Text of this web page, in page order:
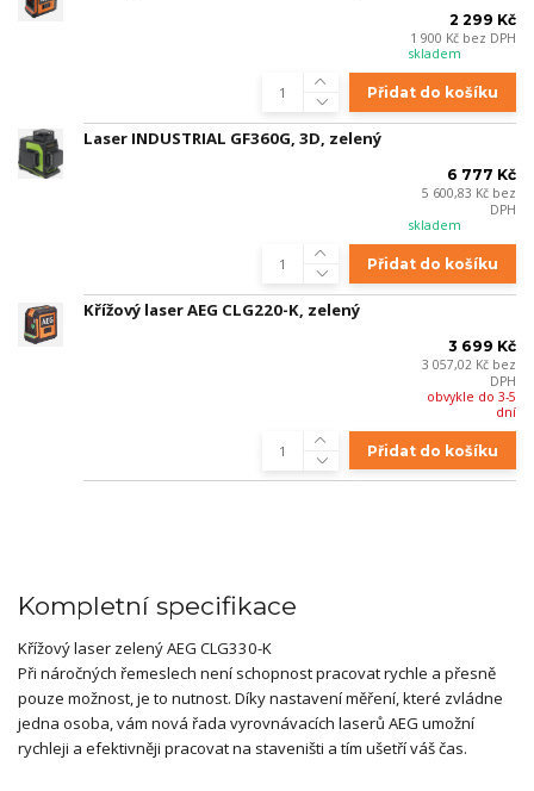
2 299 Kč
1 900 Kč bez DPH
skladem
Přidat do košíku
Laser INDUSTRIAL GF360G, 3D, zelený
6 777 Kč
5 600,83 Kč bez
DPH
skladem
Přidat do košíku
Křížový laser AEG CLG220-K, zelený
3 699 Kč
3 057,02 Kč bez
DPH
obvykle do 3-5
dní
Přidat do košíku
Kompletní specifikace
Křížový laser zelený AEG CLG330-K
Při náročných řemeslech není schopnost pracovat rychle a přesně
pouze možnost, je to nutnost. Díky nastavení měření, které zvládne
jedna osoba, vám nová řada vyrovnávacích laserů AEG umožní
rychleji a efektivněji pracovat na staveništi a tím ušetří váš čas.